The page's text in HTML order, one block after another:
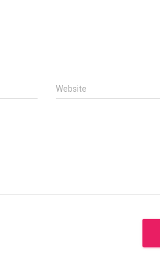
Website